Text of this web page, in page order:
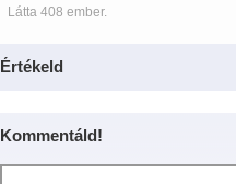
Látta 408 ember.
Értékeld
Kommentáld!